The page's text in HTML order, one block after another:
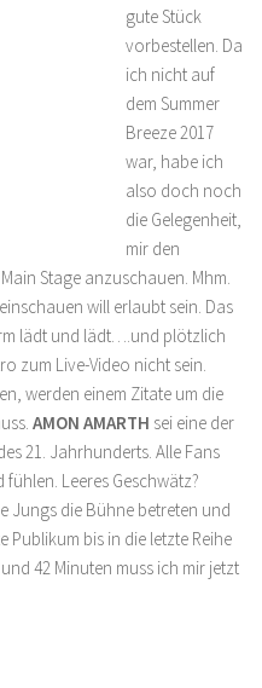
gute Stück
vorbestellen. Da
ich nicht auf
dem Summer
Breeze 2017
war, habe ich
also doch noch
die Gelegenheit,
mir den
Stage anzuschauen. Mhm.
will erlaubt sein. Das
lädt und lädt….und plötzlich
zum Live-Video nicht sein.
werden einem Zitate um die
AMON AMARTH sei eine der
21. Jahrhunderts. Alle Fans
Leeres Geschwätz?
Jungs die Bühne betreten und
Publikum bis in die letzte Reihe
42 Minuten muss ich mir jetzt